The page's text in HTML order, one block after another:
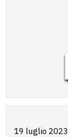
19 luglio 2023